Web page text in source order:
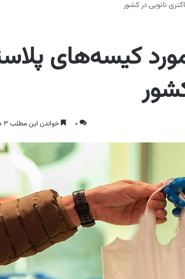
نانویی در کشور
کیسه‌های
0 خواندن این مطلب 3 دقیقه زمان میبرد